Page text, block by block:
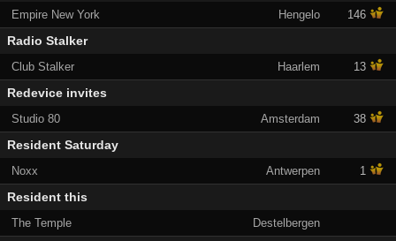
Empire New York Hengelo 146
Radio Stalker
Club Stalker Haarlem 13
Redevice invites
Studio 80 Amsterdam 38
Resident Saturday
Noxx Antwerpen 1
Resident this
The Temple Destelbergen